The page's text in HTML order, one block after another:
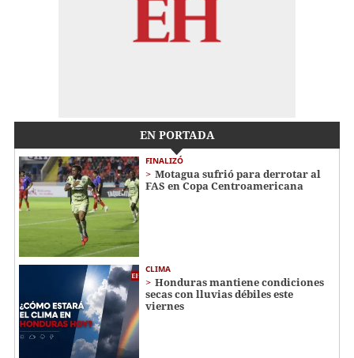
EN PORTADA
FINALIZÓ
Motagua sufrió para derrotar al
FAS en Copa Centroamericana
CLIMA
Honduras mantiene condiciones
secas con lluvias débiles este
viernes